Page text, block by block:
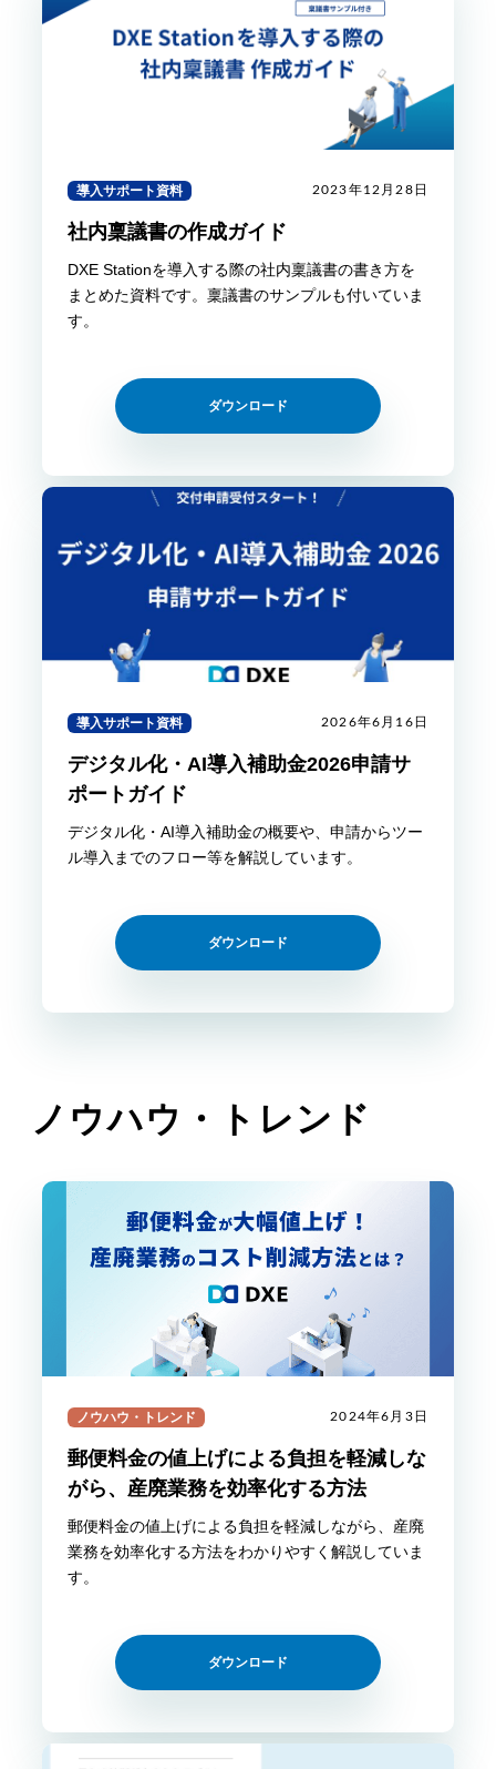
導入サポート資料 2023年12月28日
社内稟議書の作成ガイド
DXE Stationを導入する際の社内稟議書の書き方を
まとめた資料です。稟議書のサンプルも付いていま
す。
ダウンロード
導入サポート資料 2026年6月16日
デジタル化・AI導入補助金2026申請サ
ポートガイド
デジタル化・AI導入補助金の概要や、申請からツー
ル導入までのフロー等を解説しています。
ダウンロード
ノウハウ・トレンド
ノウハウ・トレンド 2024年6月3日
郵便料金の値上げによる負担を軽減しな
がら、産廃業務を効率化する方法
郵便料金の値上げによる負担を軽減しながら、産廃
業務を効率化する方法をわかりやすく解説していま
す。
ダウンロード